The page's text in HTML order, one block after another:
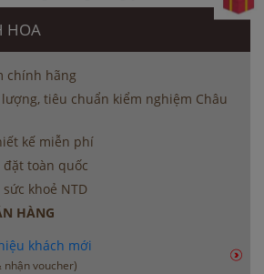
HOA
chính hãng
tiêu chuẩn kiểm nghiệm Châu
kế miễn phí
toàn quốc
khoẻ NTD
HÀNG
khách mới
nhận voucher)